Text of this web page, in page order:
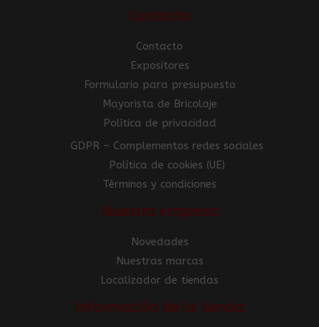
Contacto
Contacto
Expositores
Formulario para presupuesto
Mayorista de Bricolaje
Política de privacidad
GDPR – Complementos redes sociales
Política de cookies (UE)
Términos y condiciones
Nuestra empresa
Novedades
Nuestras marcas
Localizador de tiendas
Información de la tienda